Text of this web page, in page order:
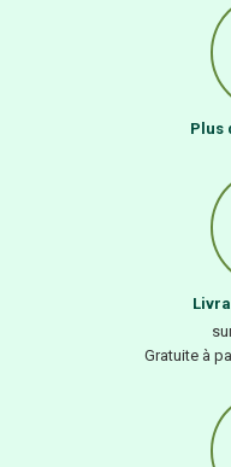
Plus
Gratuite à